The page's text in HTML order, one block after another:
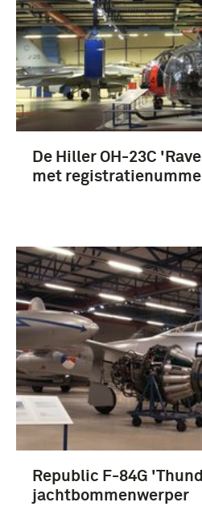
De Hiller OH-23C
met
Republic F-84G
jachtbommenwerper